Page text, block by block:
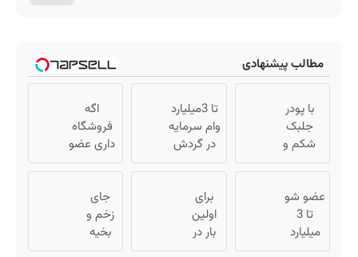
مطالب پیشنهادی
با پودر
جلبک
شکم و
پهلوتو آب
مانکن
شو(تخفیف
تا امشب)
تا 3میلیارد
وام سرمایه
در گردش
فروشندگان
فروشگاهت
رو ثبت کن
اگه
فروشگاه
داری عضو
فروشندگان
میلیارد وام
بگیر
عضو شو
تا 3
میلیارد
وام بگیر
برای
اولین
بار در
ایران
جای
زخم و
بخیه
داری؟؟